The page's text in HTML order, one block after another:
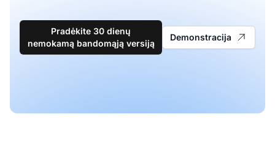
Pradėkite 30 dienų
nemokamą bandomąją versiją
Demonstracija